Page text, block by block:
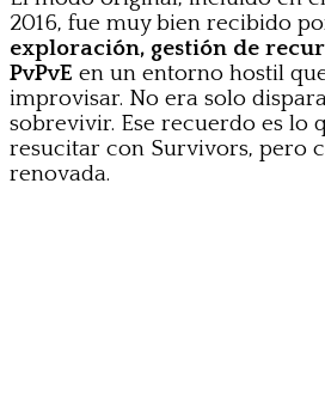
2016, fue muy bien recibido
exploración, gestión de
PvPvE en un entorno hostil
improvisar. No era solo
sobrevivir. Ese recuerdo es lo
resucitar con Survivors, pero
renovada.